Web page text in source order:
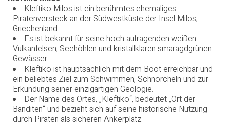
Kleftiko Milos ist ein berühmtes ehemaliges
Piratenversteck an der Südwestküste der Insel Milos,
Griechenland.
Es ist bekannt für seine hoch aufragenden weißen
Vulkanfelsen, Seehöhlen und kristallklaren smaragdgrünen
Gewässer.
Kleftiko ist hauptsächlich mit dem Boot erreichbar und
ein beliebtes Ziel zum Schwimmen, Schnorcheln und zur
Erkundung seiner einzigartigen Geologie.
Der Name des Ortes, „Kleftiko“, bedeutet „Ort der
Banditen“ und bezieht sich auf seine historische Nutzung
durch Piraten als sicheren Ankerplatz.